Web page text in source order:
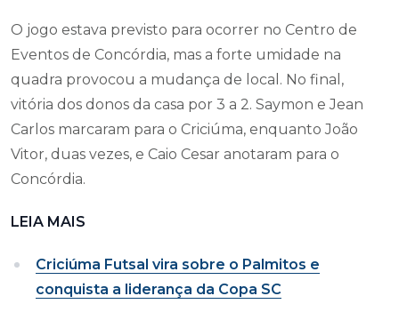
O jogo estava previsto para ocorrer no Centro de
Eventos de Concórdia, mas a forte umidade na
quadra provocou a mudança de local. No final,
vitória dos donos da casa por 3 a 2. Saymon e Jean
Carlos marcaram para o Criciúma, enquanto João
Vitor, duas vezes, e Caio Cesar anotaram para o
Concórdia.
LEIA MAIS
Criciúma Futsal vira sobre o Palmitos e
conquista a liderança da Copa SC